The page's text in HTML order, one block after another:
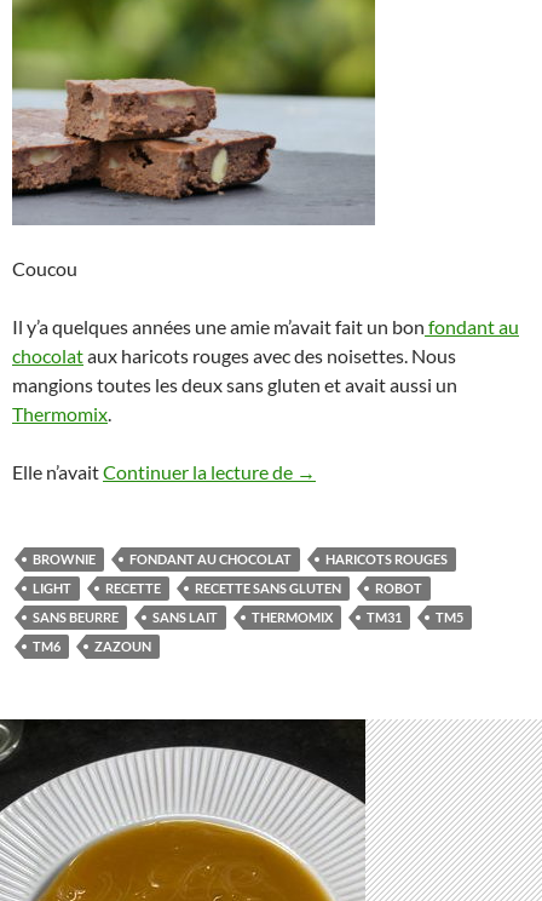
Coucou
Il y’a quelques années une amie m’avait fait un bon fondant au
chocolataux haricots rouges avec des noisettes. Nous
mangions toutes les deux sans gluten et avait aussi un
Thermomix
Elle n’avaitContinuer la lecture de Fondant au chocolat et
→
BROWNIE FONDANT AU CHOCOLAT
HARICOTS ROUGES
LIGHT
RECETTE RECETTE SANS GLUTEN
ROBOT
SANS BEURRE
SANS LAIT THERMOMIX TM31
TM5
TM6
ZAZOUN